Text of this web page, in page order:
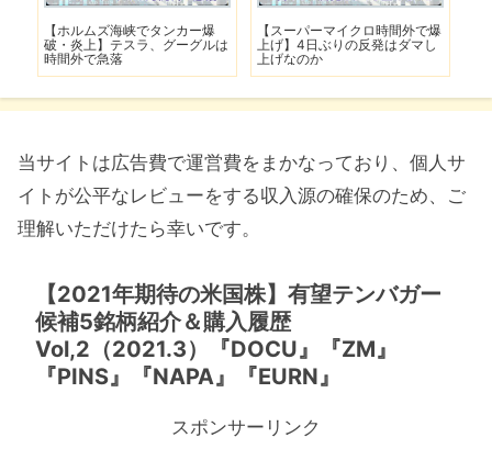
【ホルムズ海峡でタンカー爆
破・炎上】テスラ、グーグルは
時間外で急落
【スーパーマイクロ時間外で爆
上げ】4日ぶりの反発はダマし
上げなのか
当サイトは広告費で運営費をまかなっており、個人サ
イトが公平なレビューをする収入源の確保のため、ご
理解いただけたら幸いです。
【2021年期待の米国株】有望テンバガー
候補5銘柄紹介＆購入履歴
Vol,2（2021.3）『DOCU』『ZM』
『PINS』『NAPA』『EURN』
スポンサーリンク